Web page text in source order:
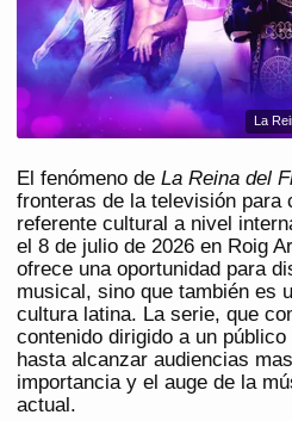
La
El fenómeno de La Reina del
fronteras de la televisión para
referente cultural a nivel
el 8 de julio de 2026 en Roig
ofrece una oportunidad para
musical, sino que también es
cultura latina. La serie, que
contenido dirigido a un
hasta alcanzar audiencias
importancia y el auge de la
actual.